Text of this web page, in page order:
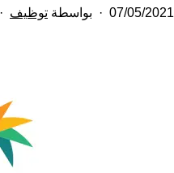
تم
07/05/2021 بواسطة توظيف